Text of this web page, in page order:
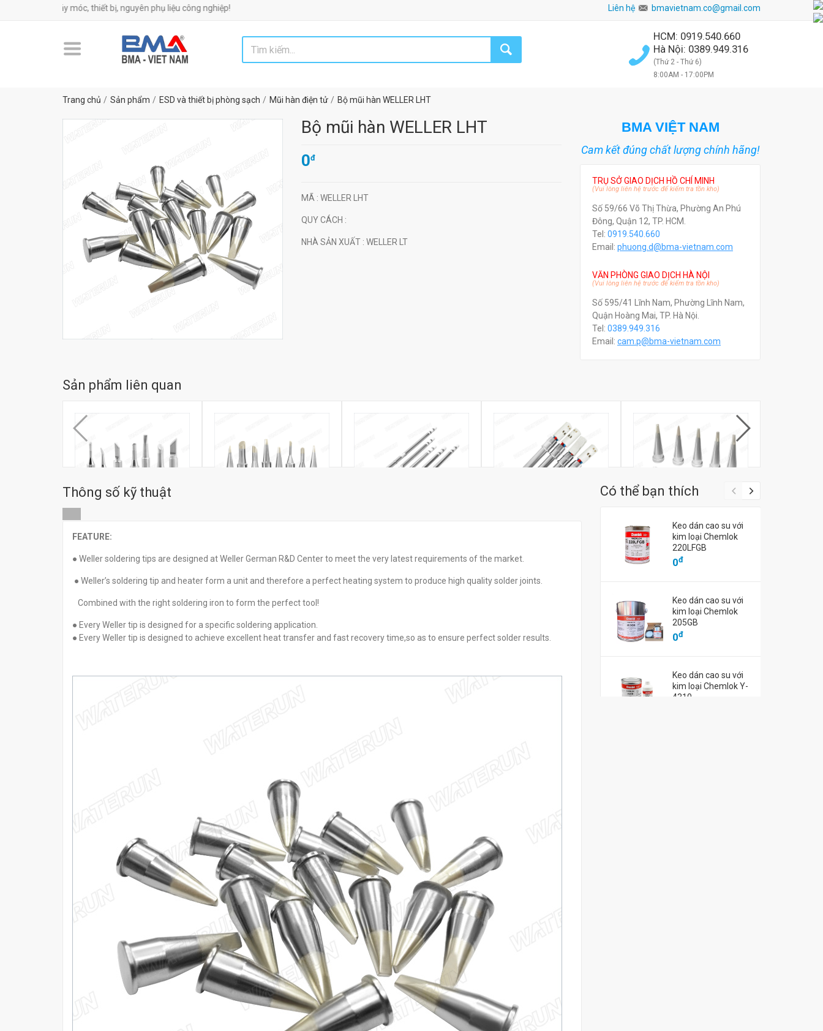
móc, thiết bị, nguyên phụ liệu công nghiệp! Liên hệ bmavietnam.co@gmail.com
HCM: 0919.540.660
Hà Nội: 0389.949.316
(Thứ 2 - Thứ 6)
8:00AM - 17:00PM
Trang chủ Sản phẩm ESD và thiết bị phòng sạch Mũi hàn điện tử Bộ mũi hàn WELLER LHT
Bộ mũi hàn WELLER LHT
0đ
MÃ : WELLER LHT
QUY CÁCH :
NHÀ SẢN XUẤT : WELLER LT
BMA VIỆT NAM
Cam kết đúng chất lượng chính hãng!
TRỤ SỞ GIAO DỊCH HỒ CHÍ MINH
(Vui lòng liên hệ trước để kiểm tra tồn kho)
Số 59/66 Võ Thị Thừa, Phường An Phú
Đông, Quận 12, TP. HCM.
Tel: 0919.540.660
Email: phuong.d@bma-vietnam.com
VĂN PHÒNG GIAO DỊCH HÀ NỘI
(Vui lòng liên hệ trước để kiểm tra tồn kho)
Số 595/41 Lĩnh Nam, Phường Lĩnh Nam,
Quận Hoàng Mai, TP. Hà Nội.
Tel: 0389.949.316
Email: cam.p@bma-vietnam.com
Sản phẩm liên quan
Bộ mũi hàn HAKKO 900M
0đ 0 đ 0đ 0đ
Bộ mũi hàn WELLER LT
0đ
Thông số kỹ thuật
FEATURE:
● Weller soldering tips are designed at Weller German R&D Center to meet the very latest requirements of the market.
● Weller’s soldering tip and heater form a unit and therefore a perfect heating system to produce high quality solder joints.
Combined with the right soldering iron to form the perfect tool!
● Every Weller tip is designed for a specific soldering application.
● Every Weller tip is designed to achieve excellent heat transfer and fast recovery time,so as to ensure perfect solder results.
Có thể bạn thích
Keo dán cao su với
kim loại Chemlok
220LFGB
0đ
Keo dán cao su với
kim loại Chemlok
205GB
0đ
Keo dán cao su với
kim loại Chemlok Y-
4310